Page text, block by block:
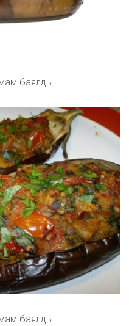
баялды
баялды